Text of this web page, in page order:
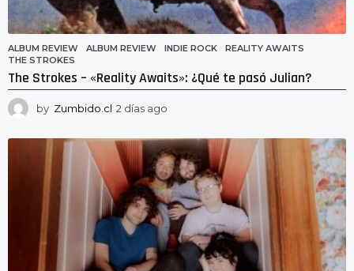
ALBUM REVIEW ALBUM REVIEW ,INDIE ROCK ,REALITY AWAITS
THE STROKES
The Strokes – «Reality Awaits»: ¿Qué te pasó Julian?
by Zumbido.cl 2 días ago
í
a
s
a
g
o